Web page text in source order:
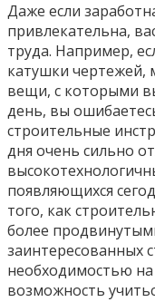
Даже если
привлекательна,
труда. Например,
катушки чертежей,
вещи, с которыми
день, вы
строительные
дня очень сильно
появляющихся
того, как
более
заинтересованных
необходимостью
возможность